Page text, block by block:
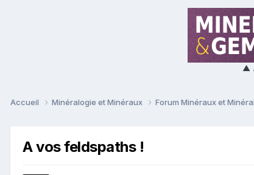
▲
Accueil Minéralogie et Minéraux Forum Minéraux et
A vos feldspaths !